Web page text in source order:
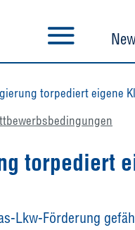
torpediert eigene
torpediert
Lkw-Förderung